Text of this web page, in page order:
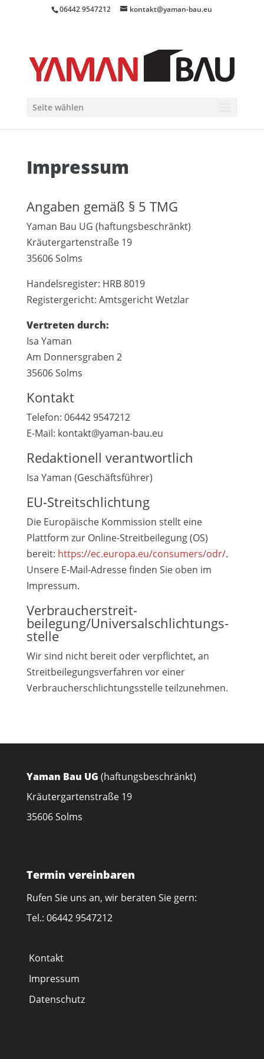
06442 9547212 kontakt@yaman-bau.eu
Seite wählen
Impressum
Angaben gemäß § 5 TMG
Yaman Bau UG (haftungsbeschränkt)
Kräutergartenstraße 19
35606 Solms
Handelsregister: HRB 8019
Registergericht: Amtsgericht Wetzlar
Vertreten durch:
Isa Yaman
Am Donnersgraben 2
35606 Solms
Kontakt
Telefon: 06442 9547212
E-Mail: kontakt@yaman-bau.eu
Redaktionell verantwortlich
Isa Yaman (Geschäftsführer)
EU-Streitschlichtung
Die Europäische Kommission stellt eine
Plattform zur Online-Streitbeilegung (OS)
bereit: https://ec.europa.eu/consumers/odr/.
Unsere E-Mail-Adresse finden Sie oben im
Impressum.
Verbraucher­streit­
beilegung/Universal­schlichtungs­
stelle
Wir sind nicht bereit oder verpflichtet, an
Streitbeilegungsverfahren vor einer
Verbraucherschlichtungsstelle teilzunehmen.
Yaman Bau UG (haftungsbeschränkt)
Kräutergartenstraße 19
35606 Solms
Termin vereinbaren
Rufen Sie uns an, wir beraten Sie gern:
Tel.: 06442 9547212
Kontakt
Impressum
Datenschutz